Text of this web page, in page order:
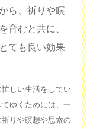
ら、祈りや瞑
育むと共に、
ても良い効果
しい生活をしてい
ゆくためには、一
りや瞑想や思索の